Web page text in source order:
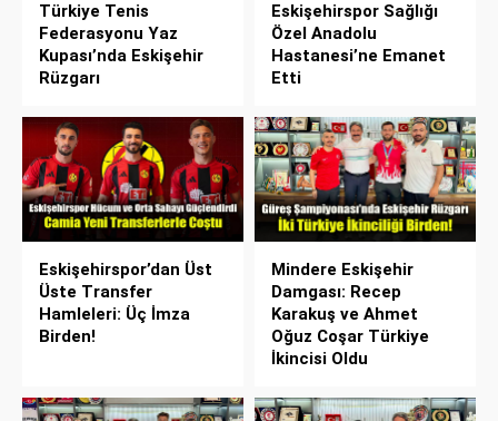
Türkiye Tenis
Federasyonu Yaz
Kupası’nda Eskişehir
Rüzgarı
Eskişehirspor Sağlığı
Özel Anadolu
Hastanesi’ne Emanet
Etti
Eskişehirspor’dan Üst
Üste Transfer
Hamleleri: Üç İmza
Birden!
Mindere Eskişehir
Damgası: Recep
Karakuş ve Ahmet
Oğuz Coşar Türkiye
İkincisi Oldu